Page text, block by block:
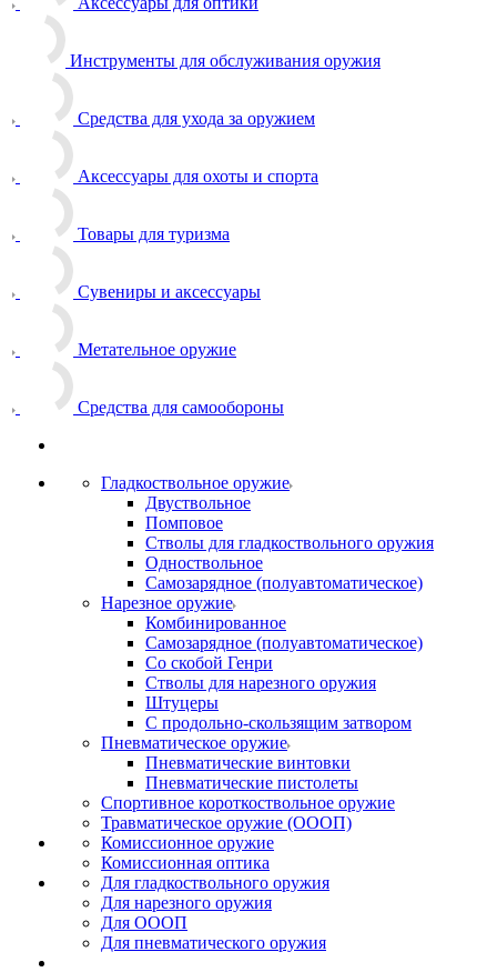
Инструменты для обслуживания оружия
Средства для ухода за оружием
Аксессуары для охоты и спорта
Товары для туризма
Сувениры и аксессуары
Метательное оружие
Средства для самообороны
Гладкоствольное оружие
Двуствольное
Помповое
Стволы для гладкоствольного оружия
Одноствольное
Самозарядное (полуавтоматическое)
Нарезное оружие
Комбинированное
Самозарядное (полуавтоматическое)
Со скобой Генри
Стволы для нарезного оружия
Штуцеры
С продольно-скользящим затвором
Пневматическое оружие
Пневматические винтовки
Пневматические пистолеты
Спортивное короткоствольное оружие
Травматическое оружие (ОООП)
Комиссионное оружие
Комиссионная оптика
Для гладкоствольного оружия
Для нарезного оружия
Для ОООП
Для пневматического оружия